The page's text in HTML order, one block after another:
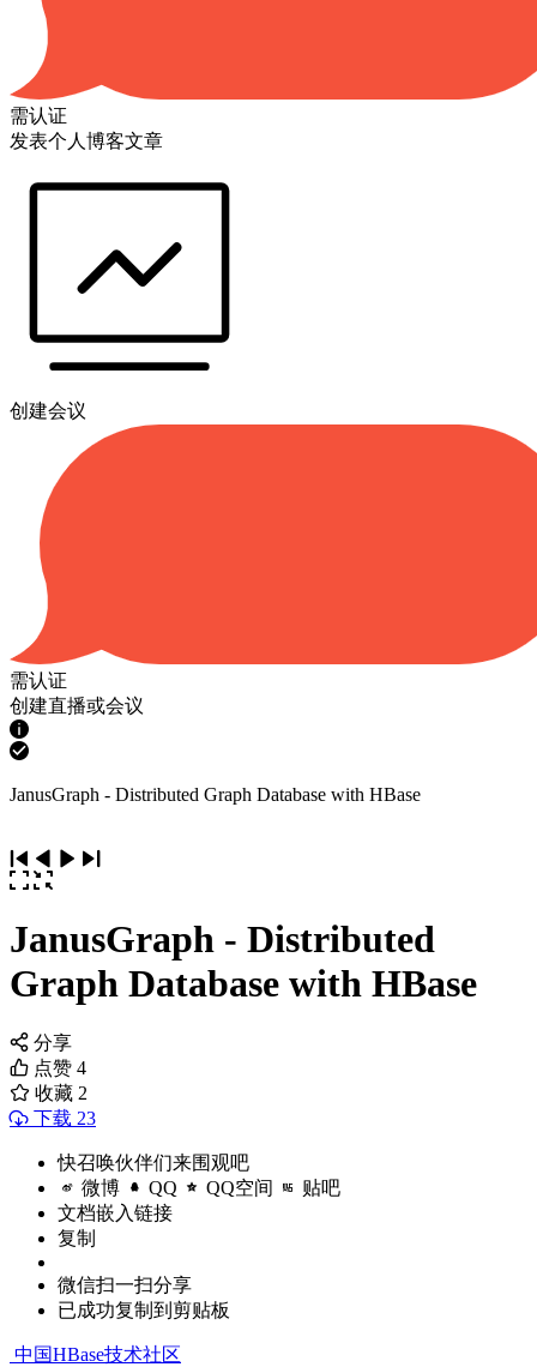
需认证
发表个人博客文章
创建会议
需认证
创建直播或会议
JanusGraph - Distributed Graph Database with HBase
JanusGraph - Distributed
Graph Database with HBase
分享
点赞 4
收藏 2
下载 23
快召唤伙伴们来围观吧
微博 QQ QQ空间 贴吧
文档嵌入链接
复制
微信扫一扫分享
已成功复制到剪贴板
中国HBase技术社区